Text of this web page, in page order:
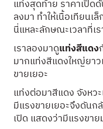
แท่งสุดท้าย ราคาเปิด
ลงมา ทำให้เนื้อเทียน
นี่แหละลักษณะเวลาที่เ
เราลองมาดูแท่งสีแดง
มากแท่งสีแดงใหญ่ยา
ขายเยอะ
แท่งต่อมาสีแดง จังหว
มีแรงขายเยอะจึงดันก
เปิด แสดงว่ามีแรงขา